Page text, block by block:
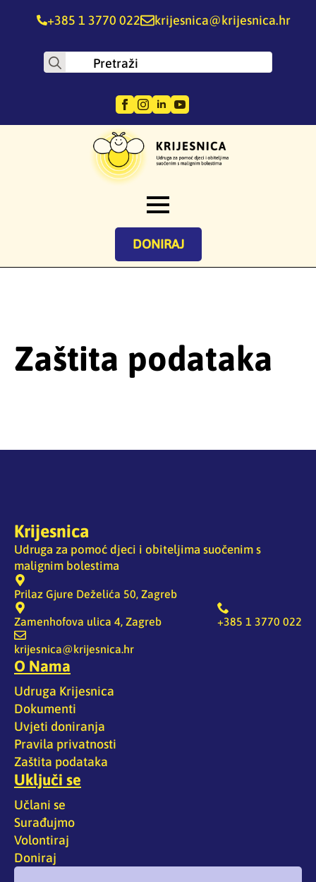
+385 1 3770 022 krijesnica@krijesnica.hr
Search
DONIRAJ
Zaštita podataka
Krijesnica
Udruga za pomoć djeci i obiteljima suočenim s
malignim bolestima
Prilaz Gjure Deželića 50, Zagreb
Zamenhofova ulica 4, Zagreb +385 1 3770 022
krijesnica@krijesnica.hr
O Nama
Udruga Krijesnica
Dokumenti
Uvjeti doniranja
Pravila privatnosti
Zaštita podataka
Uključi se
Učlani se
Surađujmo
Volontiraj
Doniraj